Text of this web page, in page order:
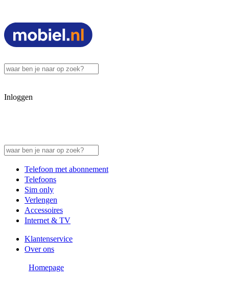
Inloggen
Telefoon met abonnement
Telefoons
Sim only
Verlengen
Accessoires
Internet & TV
Klantenservice
Over ons
Homepage